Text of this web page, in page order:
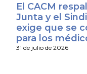
El CACM
Junta y el
exige que se
para los
31 de julio de 2026